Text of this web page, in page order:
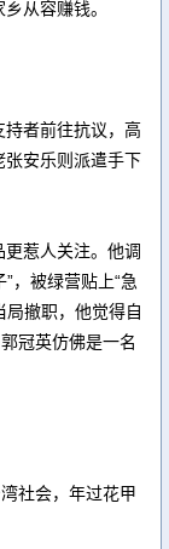
从容赚钱。
者前往抗议，高
张安乐则派遣手下
惹人关注。他调
，被绿营贴上“急
局撤职，他觉得自
冠英仿佛是一名
社会，年过花甲